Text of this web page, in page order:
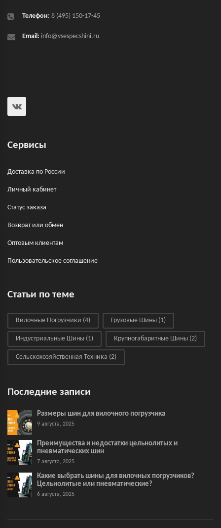
Телефон: 8 (495) 150-17-45
Email: info@vsespecshini.ru
Сервисы
Доставка по России
Личный кабинет
Статус заказа
Возврат или обмен
Оптовым клиентам
Пользовательское соглашение
Статьи по теме
Вилочные Погрузчики (4) Грузовые Шины (1)
Индустриальные Шины (1) Крупногабаритные Шины (2)
Сельскохозяйственная Техника (2)
Последние записи
Размеры шин для вилочного погрузчика
9 августа, 2025
Преимущества и недостатки цельнолитых и
пневматических шин
7 августа, 2025
Какие выбрать шины для вилочных погрузчиков?
Цельнолитые или пневматические?
6 августа, 2025